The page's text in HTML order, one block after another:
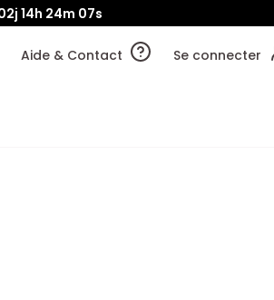
14h 24m 06s
Aide & Contact Se connecter